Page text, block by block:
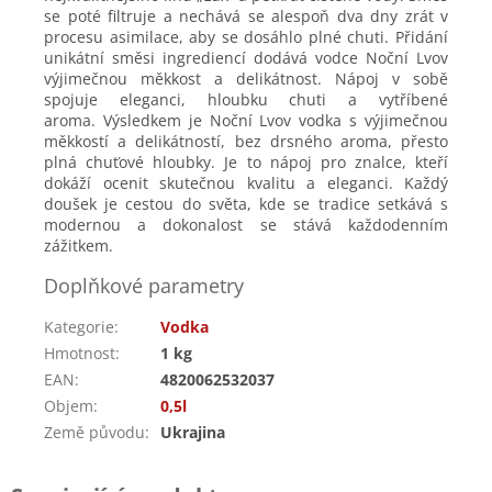
se poté filtruje a nechává se alespoň dva dny zrát v
procesu asimilace, aby se dosáhlo plné chuti. Přidání
unikátní směsi ingrediencí dodává vodce Noční Lvov
výjimečnou měkkost a delikátnost. Nápoj v sobě
spojuje eleganci, hloubku chuti a vytříbené
aroma. Výsledkem je Noční Lvov vodka s výjimečnou
měkkostí a delikátností, bez drsného aroma, přesto
plná chuťové hloubky. Je to nápoj pro znalce, kteří
dokáží ocenit skutečnou kvalitu a eleganci. Každý
doušek je cestou do světa, kde se tradice setkává s
modernou a dokonalost se stává každodenním
zážitkem.
Doplňkové parametry
Kategorie:
Vodka
Hmotnost:
1 kg
EAN:
4820062532037
Objem:
0,5l
Země původu: Ukrajina